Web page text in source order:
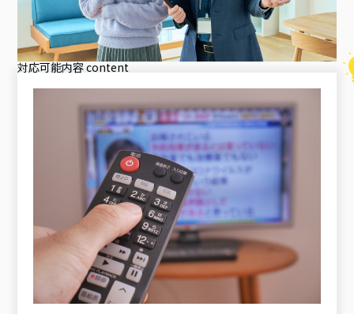
対応可能内容content